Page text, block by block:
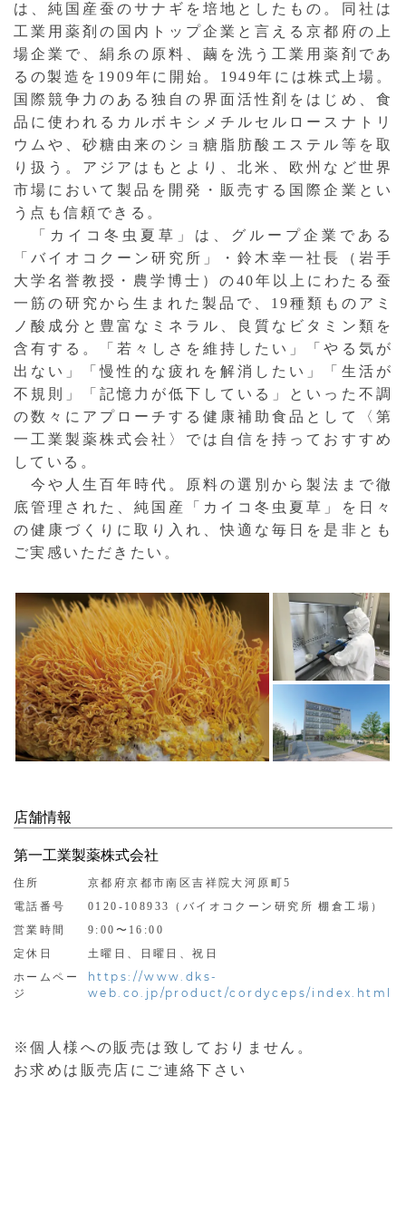
は、純国産蚕のサナギを培地としたもの。同社は
工業用薬剤の国内トップ企業と言える京都府の上
場企業で、絹糸の原料、繭を洗う工業用薬剤であ
るの製造を1909年に開始。1949年には株式上場。
国際競争力のある独自の界面活性剤をはじめ、食
品に使われるカルボキシメチルセルロースナトリ
ウムや、砂糖由来のショ糖脂肪酸エステル等を取
り扱う。アジアはもとより、北米、欧州など世界
市場において製品を開発・販売する国際企業とい
う点も信頼できる。
「カイコ冬虫夏草」は、グループ企業である
「バイオコクーン研究所」・鈴木幸一社長（岩手
大学名誉教授・農学博士）の40年以上にわたる蚕
一筋の研究から生まれた製品で、19種類ものアミ
ノ酸成分と豊富なミネラル、良質なビタミン類を
含有する。「若々しさを維持したい」「やる気が
出ない」「慢性的な疲れを解消したい」「生活が
不規則」「記憶力が低下している」といった不調
の数々にアプローチする健康補助食品として〈第
一工業製薬株式会社〉では自信を持っておすすめ
している。
今や人生百年時代。原料の選別から製法まで徹
底管理された、純国産「カイコ冬虫夏草」を日々
の健康づくりに取り入れ、快適な毎日を是非とも
ご実感いただきたい。
店舗情報
第一工業製薬株式会社
住所
京都府京都市南区吉祥院大河原町5
電話番号
0120-108933（バイオコクーン研究所 棚倉工場）
営業時間
9:00〜16:00
定休日
土曜日、日曜日、祝日
ホームペー
ジ
https://www.dks-
web.co.jp/product/cordyceps/index.html
※個人様への販売は致しておりません。
お求めは販売店にご連絡下さい